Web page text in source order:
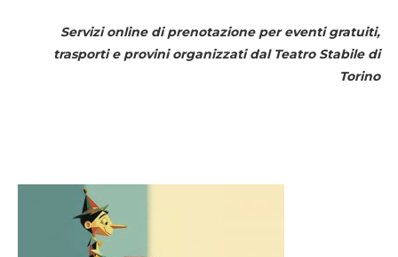
Servizi online di prenotazione per eventi gratuiti,
trasporti e provini organizzati dal Teatro Stabile di
Torino